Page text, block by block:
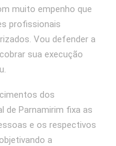
muito empenho que
profissionais
Vou defender a
sua execução
dos
de Parnamirim fixa as
e os respectivos
a